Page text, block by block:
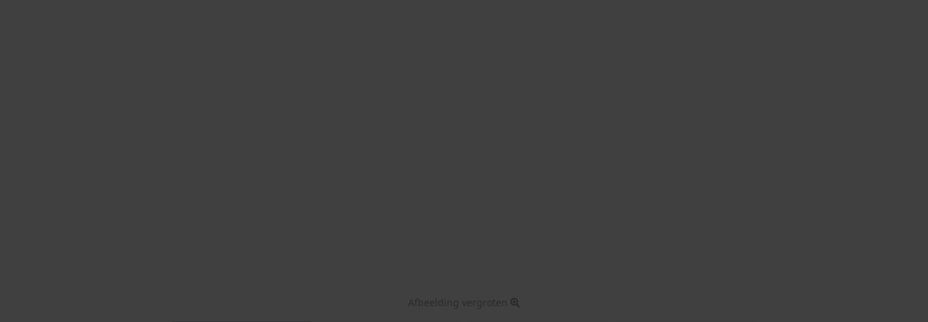
Afbeelding vergroten